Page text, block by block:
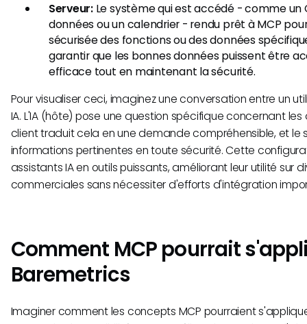
Serveur:Le système qui est accédé - comme un
données ou un calendrier - rendu prêt à MCP
sécurisée des fonctions ou des données
garantir que les bonnes données puissent être
efficace tout en maintenant la sécurité.
Pour visualiser ceci, imaginez une conversation entre un
IA. L'IA (hôte) pose une question spécifique concernant
client traduit cela en une demande compréhensible, et le
informations pertinentes en toute sécurité. Cette
assistants IA en outils puissants, améliorant leur utilité sur
commerciales sans nécessiter d'efforts d'intégration
Comment MCP pourrait
Baremetrics
Imaginer comment les concepts MCP pourraient